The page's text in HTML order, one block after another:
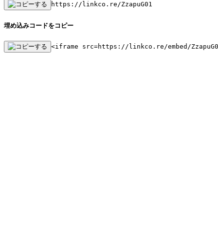
https://linkco.re/ZzapuG01
埋め込みコードをコピー
<iframe src=https://linkco.re/embed/